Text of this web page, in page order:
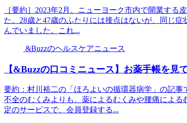
［要約］2023年2月、ニューヨーク市内で開業す
た。28歳と47歳のふたりには接点はないが、同じ
んでいました。これ...
&Buzzのヘルスケアニュース
【&Buzzの口コミニュース】お薬手帳を
要約：村川裕二の「ほろよいの循環器病学」の記
不全のむくみよりも、薬によるむくみや腰痛によ
定のサービスで、会員登録する...